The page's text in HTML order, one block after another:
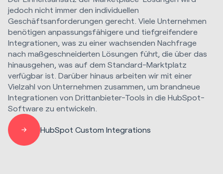
jedoch nicht immer den individuellen
Geschäftsanforderungen gerecht. Viele Unternehmen
benötigen anpassungsfähigere und tiefgreifendere
Integrationen, was zu einer wachsenden Nachfrage
nach maßgeschneiderten Lösungen führt, die über das
hinausgehen, was auf dem Standard-Marktplatz
verfügbar ist. Darüber hinaus arbeiten wir mit einer
Vielzahl von Unternehmen zusammen, um brandneue
Integrationen von Drittanbieter-Tools in die HubSpot-
Software zu entwickeln.
HubSpot Custom Integrations